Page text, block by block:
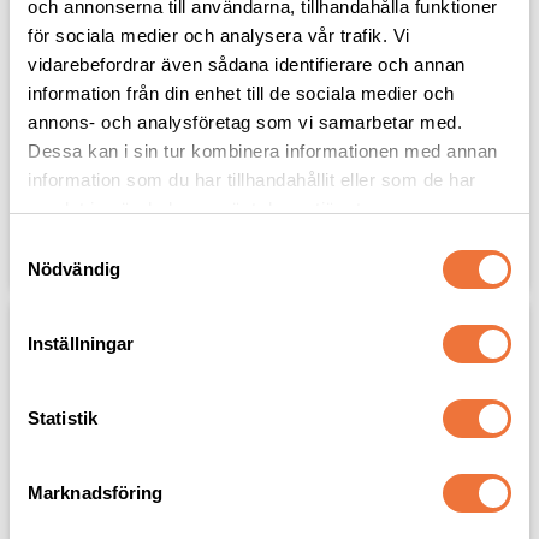
och annonserna till användarna, tillhandahålla funktioner
för sociala medier och analysera vår trafik. Vi
vidarebefordrar även sådana identifierare och annan
information från din enhet till de sociala medier och
annons- och analysföretag som vi samarbetar med.
Dessa kan i sin tur kombinera informationen med annan
information som du har tillhandahållit eller som de har
samlat in när du har använt deras tjänster.
Nödvändig
Inställningar
Statistik
Marknadsföring
Artero Trimmer
Spektra - 5-speed
Kan användas med eller utan
sladd
2 199kr
Artero Trimmer X-tron
- 2-speed
Kan användas med eller utan
sladd
1 399kr
Lägg